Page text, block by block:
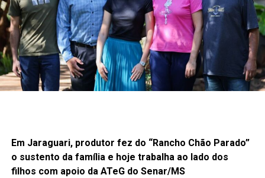
Em Jaraguari, produtor fez do “Rancho Chão Parado”
o sustento da família e hoje trabalha ao lado dos
filhos com apoio da ATeG do Senar/MS